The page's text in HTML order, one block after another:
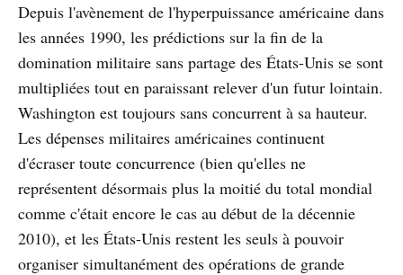
Depuis l'avènement de l'hyperpuissance américaine dans
les années 1990, les prédictions sur la fin de la
domination militaire sans partage des États-Unis se sont
multipliées tout en paraissant relever d'un futur lointain.
Washington est toujours sans concurrent à sa hauteur.
Les dépenses militaires américaines continuent
d'écraser toute concurrence (bien qu'elles ne
représentent désormais plus la moitié du total mondial
comme c'était encore le cas au début de la décennie
2010), et les États-Unis restent les seuls à pouvoir
organiser simultanément des opérations de grande